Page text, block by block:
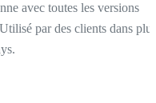
avec toutes les versions
par des clients dans plus